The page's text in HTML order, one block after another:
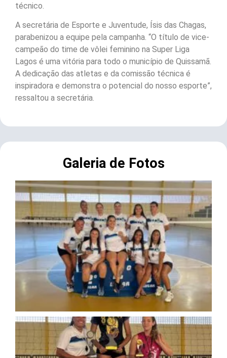
técnico.
A secretária de Esporte e Juventude, Ísis das Chagas,
parabenizou a equipe pela campanha. “O título de vice-
campeão do time de vôlei feminino na Super Liga
Lagos é uma vitória para todo o município de Quissamã.
A dedicação das atletas e da comissão técnica é
inspiradora e demonstra o potencial do nosso esporte”,
ressaltou a secretária.
Galeria de Fotos